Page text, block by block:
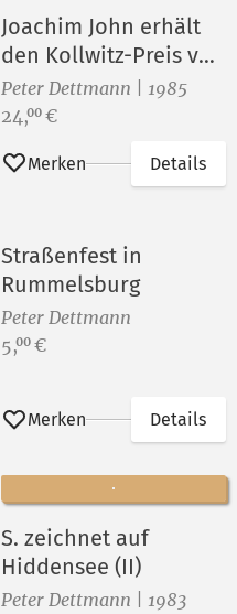
Joachim John erhält
den Kollwitz-Preis von
Fritz Cremer
Peter Dettmann | 1985
Preis:
24,00 €
Merken Details
Straßenfest in
Rummelsburg
Peter Dettmann
Preis:
5,00 €
Merken Details
S. zeichnet auf
Hiddensee (II)
Peter Dettmann | 1983